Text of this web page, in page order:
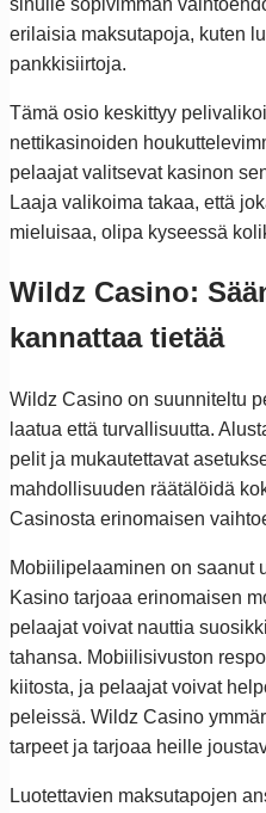
erilaisia maksutapoja, kuten
pankkisiirtoja.
Tämä osio keskittyy
nettikasinoiden
pelaajat valitsevat kasinon
Laaja valikoima takaa, että
mieluisaa, olipa kyseessä
Wildz Casino:
kannattaa tietää
Wildz Casino on suunniteltu
laatua että turvallisuutta.
pelit ja mukautettavat
mahdollisuuden räätälöidä
Casinosta erinomaisen
Mobiilipelaaminen on saanut
Kasino tarjoaa erinomaisen
pelaajat voivat nauttia
tahansa. Mobiilisivuston
kiitosta, ja pelaajat voivat
peleissä. Wildz Casino
tarpeet ja tarjoaa heille
Luotettavien maksutapojen